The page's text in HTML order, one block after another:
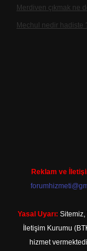
Merdiven çıkmak ne
Mechul nedir hadiste
Reklam ve
Yasal Uyarı: Sitemiz,
İletişim Kurumu
hizmet